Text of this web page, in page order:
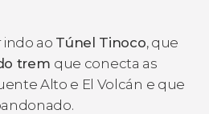
ao Túnel Tinoco, que
trem que conecta as
Alto e El Volcán e que